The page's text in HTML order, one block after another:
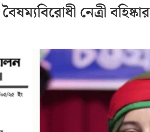
নেত্রী বহিষ্কার